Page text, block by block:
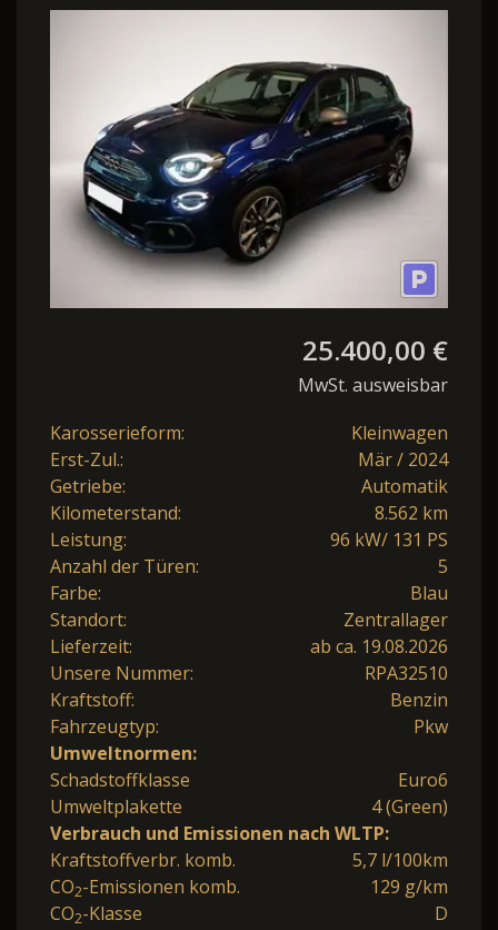
Hybrid Navi Freisprech
Verkehrsz
25.400,00 €
MwSt. ausweisbar
Karosserieform:
Kleinwagen
Erst-Zul.:
Mär / 2024
Getriebe:
Automatik
Kilometerstand:
8.562 km
Leistung:
96 kW/ 131 PS
Anzahl der Türen:
5
Farbe:
Blau
Standort:
Zentrallager
Lieferzeit:
ab ca. 19.08.2026
Unsere Nummer:
RPA32510
Kraftstoff:
Benzin
Fahrzeugtyp:
Pkw
Umweltnormen:
Schadstoffklasse
Euro6
Umweltplakette
4 (Green)
Verbrauch und Emissionen nach WLTP:
Kraftstoffverbr. komb.
5,7 l/100km
CO2-Emissionen komb.
129 g/km
CO2-Klasse D